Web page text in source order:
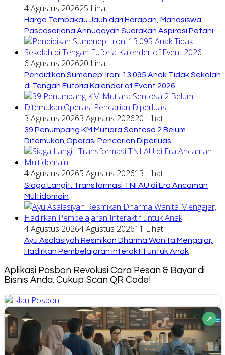
4 Agustus 202625 Lihat
Harga Tembakau Jauh dari Harapan, Mahasiswa
Pascasarjana Annuqayah Suarakan Aspirasi Petani
6 Agustus 202620 Lihat
Pendidikan Sumenep: Ironi 13.095 Anak Tidak Sekolah
di Tengah Euforia Kalender of Event 2026
3 Agustus 20263 Agustus 202620 Lihat
39 Penumpang KM Mutiara Sentosa 2 Belum
Ditemukan,Operasi Pencarian Diperluas
4 Agustus 20265 Agustus 202613 Lihat
Siaga Langit: Transformasi TNI AU di Era Ancaman
Multidomain
4 Agustus 20264 Agustus 202611 Lihat
Ayu Asalasiyah Resmikan Dharma Wanita Mengajar,
Hadirkan Pembelajaran Interaktif untuk Anak
Aplikasi Posbon Revolusi Cara Pesan & Bayar di
Bisnis Anda. Cukup Scan QR Code!
↗